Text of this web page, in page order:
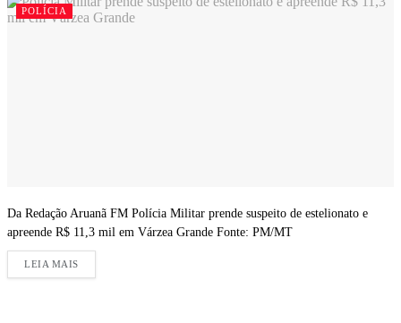
POLÍCIA
Da Redação Aruanã FM Polícia Militar prende suspeito de estelionato e
apreende R$ 11,3 mil em Várzea Grande Fonte: PM/MT
LEIA MAIS